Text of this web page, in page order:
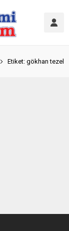
Etiket: gökhan tezel